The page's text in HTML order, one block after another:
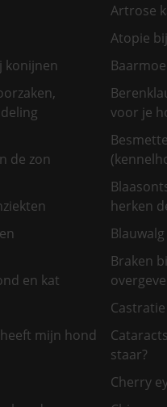
Artrose
Atopie
konijnen
voor je
de zon
herken
en kat
Braken
mijn hond
staar?
Cherry